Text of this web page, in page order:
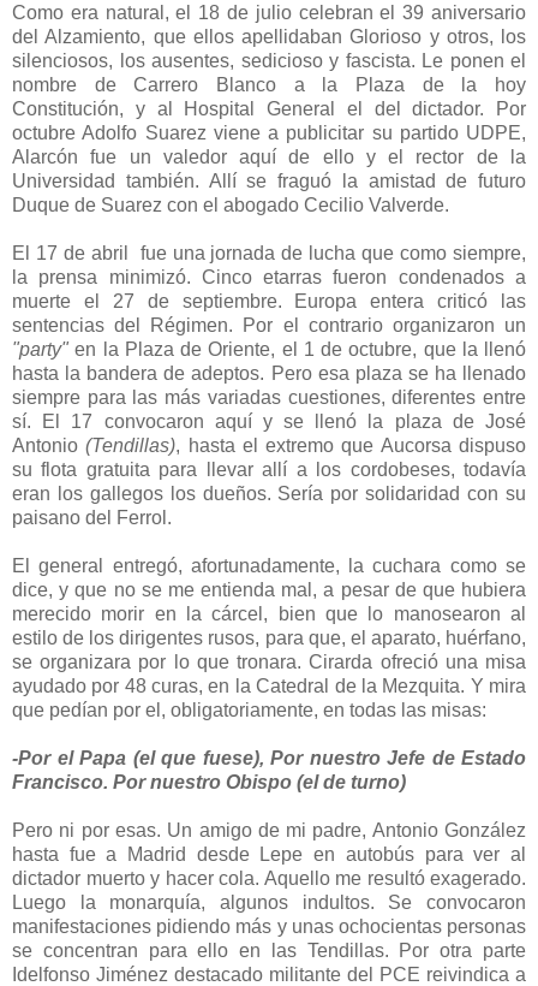
Como era natural, el 18 de julio celebran el 39 aniversario
del Alzamiento, que ellos apellidaban Glorioso y otros, los
silenciosos, los ausentes, sedicioso y fascista. Le ponen el
nombre de Carrero Blanco a la Plaza de la hoy
Constitución, y al Hospital General el del dictador. Por
octubre Adolfo Suarez viene a publicitar su partido UDPE,
Alarcón fue un valedor aquí de ello y el rector de la
Universidad también. Allí se fraguó la amistad de futuro
Duque de Suarez con el abogado Cecilio Valverde.
El 17 de abril fue una jornada de lucha que como siempre,
la prensa minimizó. Cinco etarras fueron condenados a
muerte el 27 de septiembre. Europa entera criticó las
sentencias del Régimen. Por el contrario organizaron un
"party" en la Plaza de Oriente, el 1 de octubre, que la llenó
hasta la bandera de adeptos. Pero esa plaza se ha llenado
siempre para las más variadas cuestiones, diferentes entre
sí. El 17 convocaron aquí y se llenó la plaza de José
Antonio(Tendillas), hasta el extremo que Aucorsa dispuso
su flota gratuita para llevar allí a los cordobeses, todavía
eran los gallegos los dueños. Sería por solidaridad con su
paisano del Ferrol.
El general entregó, afortunadamente, la cuchara como se
dice, y que no se me entienda mal, a pesar de que hubiera
merecido morir en la cárcel, bien que lo manosearon al
estilo de los dirigentes rusos, para que, el aparato, huérfano,
se organizara por lo que tronara. Cirarda ofreció una misa
ayudado por 48 curas, en la Catedral de la Mezquita. Y mira
que pedían por el, obligatoriamente, en todas las misas:
-Por el Papa (el que fuese), Por nuestro Jefe de Estado
Francisco. Por nuestro Obispo (el de turno)
Pero ni por esas. Un amigo de mi padre, Antonio González
hasta fue a Madrid desde Lepe en autobús para ver al
dictador muerto y hacer cola. Aquello me resultó exagerado.
Luego la monarquía, algunos indultos. Se convocaron
manifestaciones pidiendo más y unas ochocientas personas
se concentran para ello en las Tendillas. Por otra parte
Idelfonso Jiménez destacado militante del PCE reivindica a